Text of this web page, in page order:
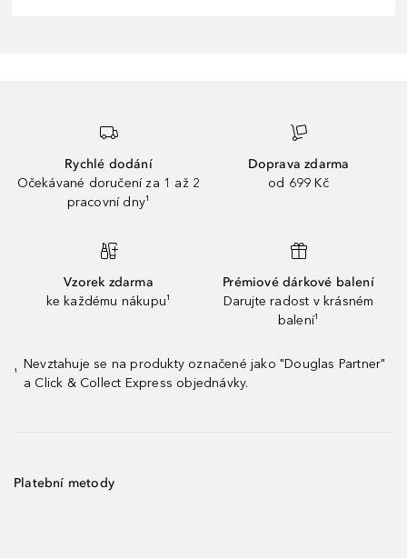
Rychlé dodání
Očekávané doručení za 1 až 2
pracovní dny¹
Doprava zdarma
od 699 Kč
Vzorek zdarma
ke každému nákupu¹
Prémiové dárkové balení
Darujte radost v krásném
balení¹
¹
Nevztahuje se na produkty označené jako "Douglas Partner"
a Click & Collect Express objednávky.
Platební metody